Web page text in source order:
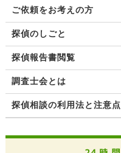
ご依頼をお考えの方
探偵のしごと
探偵報告書閲覧
調査士会とは
探偵相談の利用法と注意点